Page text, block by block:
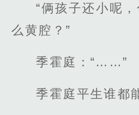
“俩孩子还小呢
么黄腔？”
季霍庭：“……”
季霍庭平生谁都